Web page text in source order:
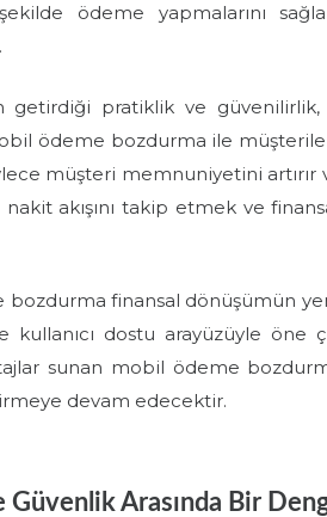
ödeme yapmalarını
getirdiği pratiklik ve
ödeme bozdurma ile
müşteri memnuniyetini artırır
akışını takip etmek ve
bozdurma finansal dönüşümün
kullanıcı dostu arayüzüyle
sunan mobil ödeme
devam edecektir.
Güvenlik Arasında Bir